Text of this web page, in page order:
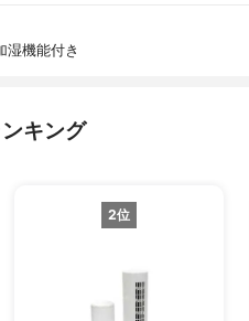
湿機能付き
キング
2位